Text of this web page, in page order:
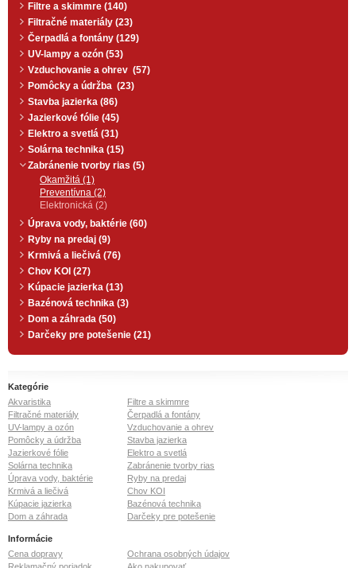
Dodáva sa s elektronickým
predradníkom pre optimálny
výkon. 40 W lampa T5 má výkon
25.000 mikrowattov. Max. tlak 2
bar. Power UV-C 40 W udržuje
baktérie a riasy v jazierku pod
Filtre a skimmre (140)
Filtračné materiály (23)
Čerpadlá a fontány (129)
UV-lampy a ozón (53)
Vzduchovanie a ohrev (57)
Pomôcky a údržba (23)
Stavba jazierka (86)
Jazierkové fólie (45)
Elektro a svetlá (31)
Solárna technika (15)
Zabránenie tvorby rias (5)
Okamžitá (1)
Preventívna (2)
Elektronická (2)
Úprava vody, baktérie (60)
Ryby na predaj (9)
Krmivá a liečivá (76)
Chov KOI (27)
Kúpacie jazierka (13)
Bazénová technika (3)
Dom a záhrada (50)
Darčeky pre potešenie (21)
Kategórie
Akvaristika
Filtre a skimmre
Filtračné materiály
Čerpadlá a fontány
UV-lampy a ozón
Vzduchovanie a ohrev
Pomôcky a údržba
Stavba jazierka
Jazierkové fólie
Elektro a svetlá
Solárna technika
Zabránenie tvorby rias
Úprava vody, baktérie
Ryby na predaj
Krmivá a liečivá
Chov KOI
Kúpacie jazierka
Bazénová technika
Dom a záhrada
Darčeky pre potešenie
Informácie
Cena dopravy
Ochrana osobných údajov